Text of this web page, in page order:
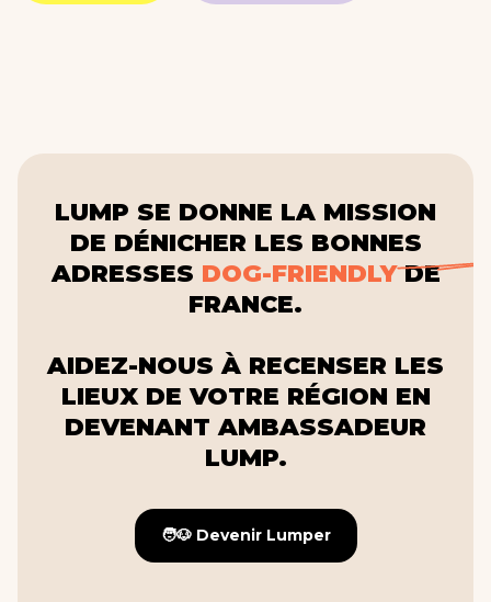
LUMP SE DONNE LA MISSION
DE DÉNICHER LES BONNES
ADRESSES DOG-FRIENDLYDE
FRANCE.
AIDEZ-NOUS À RECENSER LES
LIEUX DE VOTRE RÉGION EN
DEVENANT AMBASSADEUR
LUMP.
🧑🐶 Devenir Lumper
🧑🐶 Devenir Lumper